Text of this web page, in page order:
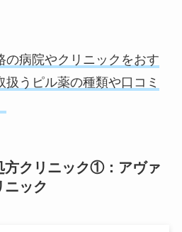
の病院やクリニックをおす
うピル薬の種類や口コミ
方クリニック①：アヴァ
ニック